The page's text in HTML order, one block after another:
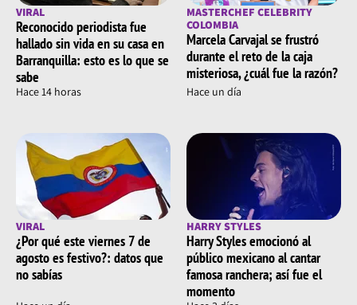
VIRAL
Reconocido periodista fue
hallado sin vida en su casa en
Barranquilla: esto es lo que se
sabe
Hace 14 horas
MASTERCHEF CELEBRITY
COLOMBIA
Marcela Carvajal se frustró
durante el reto de la caja
misteriosa, ¿cuál fue la razón?
Hace un día
VIRAL
¿Por qué este viernes 7 de
agosto es festivo?: datos que
no sabías
HARRY STYLES
Harry Styles emocionó al
público mexicano al cantar
famosa ranchera; así fue el
momento